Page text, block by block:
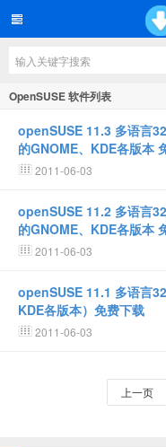
OpenSUSE 软件列表
openSUSE 11.3 多语言
的GNOME、KDE各版本
2011-06-03
openSUSE 11.2 多语言
的GNOME、KDE各版本
2011-06-03
openSUSE 11.1 多语言
KDE各版本）免费下载
2011-06-03
上一页